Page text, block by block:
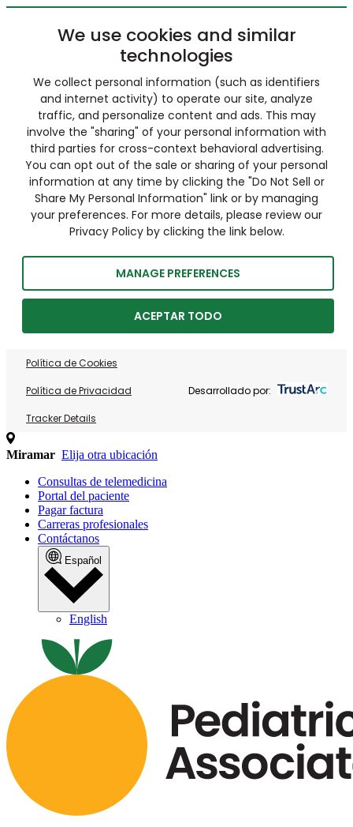
We use cookies and similar
technologies
We collect personal information (such as identifiers
and internet activity) to operate our site, analyze
traffic, and personalize content and ads. This may
involve the "sharing" of your personal information with
third parties for cross-context behavioral advertising.
You can opt out of the sale or sharing of your personal
information at any time by clicking the "Do Not Sell or
Share My Personal Information" link or by managing
your preferences. For more details, please review our
Privacy Policy by clicking the link below.
MANAGE PREFERENCES
ACEPTAR TODO
Política de Cookies
Política de Privacidad
Tracker Details
Desarrollado por:
Miramar Elija otra ubicación
Consultas de telemedicina
Portal del paciente
Pagar factura
Carreras profesionales
Contáctanos
Español
English